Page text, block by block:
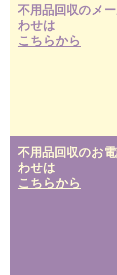
不用品回収のメ
わせは
こちらから
不用品回収のお
わせは
こちらから